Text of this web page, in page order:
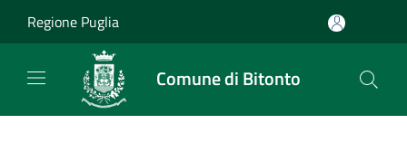
Regione Puglia
Comune di Bitonto